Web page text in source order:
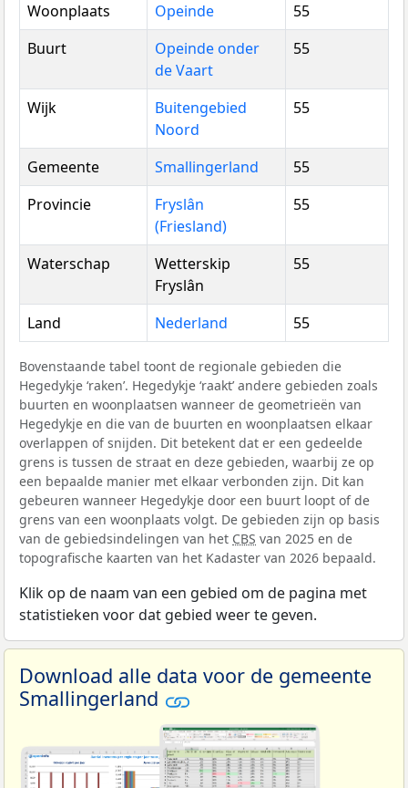
Woonplaats Opeinde
55
Buurt
Opeinde onder
de Vaart
55
Wijk
Buitengebied
Noord
55
Gemeente Smallingerland
55
Provincie
Fryslân
(Friesland)
55
Waterschap
Wetterskip
Fryslân
55
Land Nederland 55
Bovenstaande tabel toont de regionale gebieden die
Hegedykje ‘raken’. Hegedykje ‘raakt’ andere gebieden zoals
buurten en woonplaatsen wanneer de geometrieën van
Hegedykje en die van de buurten en woonplaatsen elkaar
overlappen of snijden. Dit betekent dat er een gedeelde
grens is tussen de straat en deze gebieden, waarbij ze op
een bepaalde manier met elkaar verbonden zijn. Dit kan
gebeuren wanneer Hegedykje door een buurt loopt of de
grens van een woonplaats volgt. De gebieden zijn op basis
van de gebiedsindelingen van het CBS van 2025 en de
topografische kaarten van het Kadaster van 2026 bepaald.
Klik op de naam van een gebied om de pagina met
statistieken voor dat gebied weer te geven.
Download alle data voor de gemeente
Smallingerland